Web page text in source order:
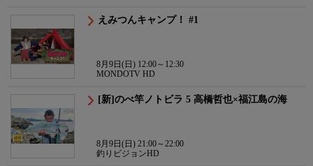
えみつんキャンプ！ #1
8月9日(日) 12:00～12:30
MONDOTV HD
[新]のべ竿ノトビラ 5 高橋哲也×福江島の海
8月9日(日) 21:00～22:00
釣りビジョンHD